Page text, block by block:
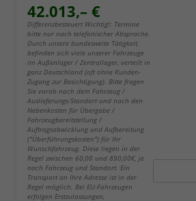
42.013,– €
Differenzbesteuert Wichtig!: Termine
bitte nur nach telefonischer Absprache.
Durch unsere bundesweite Tätigkeit,
befinden sich viele unserer Fahrzeuge
im Außenlager / Zentrallager, verteilt in
ganz Deutschland (oft ohne Kunden-
Zugang zur Besichtigung). Bitte fragen
Sie vorab nach dem Fahrzeug /
Auslieferungs-Standort und nach den
Nebenkosten für Übergabe /
Fahrzeugbereitstellung /
Auftragsabwicklung und Aufbereitung
("Überführungskosten") für Ihr
Wunschfahrzeug. Diese liegen in der
Regel zwischen 60,00 und 890,00€, je
nach Fahrzeug und Standort. Ein
Transport an Ihre Adresse ist in der
Regel möglich. Bei EU-Fahrzeugen
erfolgen Erstzulassungen,